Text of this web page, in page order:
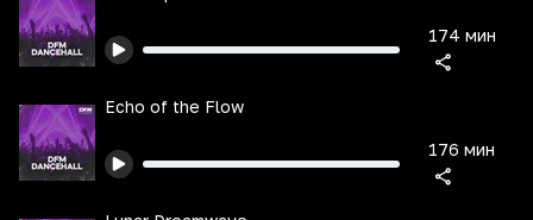
174 мин
Echo of the Flow
176 мин